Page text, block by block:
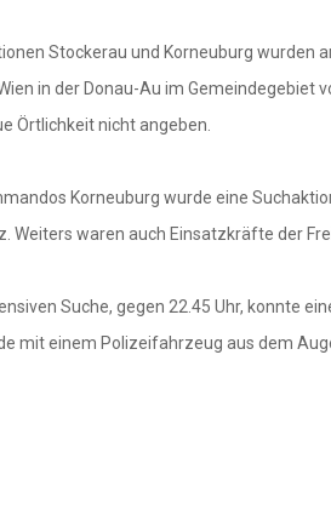
Stockerau und Korneuburg wurden
in der Donau-Au im
Örtlichkeit nicht angeben.
Korneuburg wurde eine
Weiters waren auch Einsatzkräfte der
Suche, gegen 22.45 Uhr, konnte
mit einem Polizeifahrzeug aus dem